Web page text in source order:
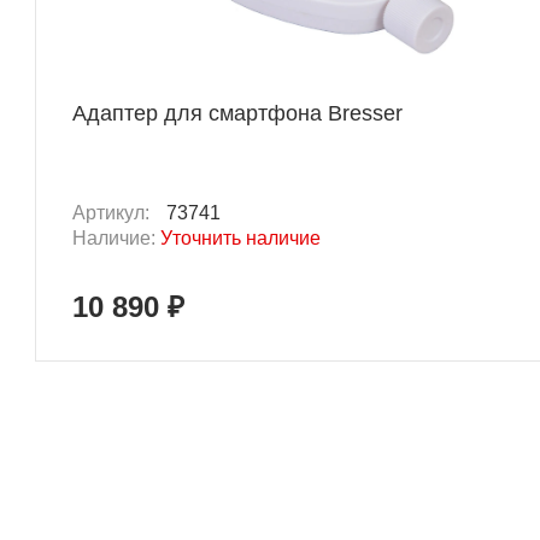
Адаптер для смартфона Bresser
Артикул:
73741
Наличие: Уточнить наличие
10 890 ₽